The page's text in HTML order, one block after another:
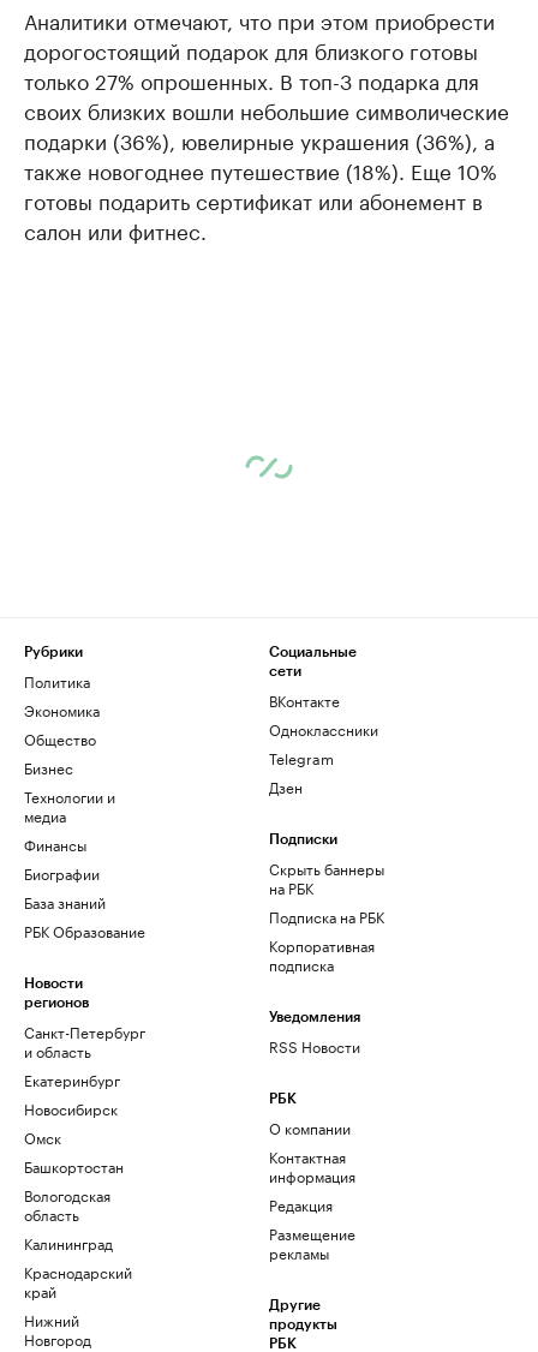
Аналитики отмечают, что при этом приобрести
дорогостоящий подарок для близкого готовы
только 27% опрошенных. В топ-3 подарка для
своих близких вошли небольшие символические
подарки (36%), ювелирные украшения (36%), а
также новогоднее путешествие (18%). Еще 10%
готовы подарить сертификат или абонемент в
салон или фитнес.
Рубрики
Политика
Экономика
Общество
Бизнес
Технологии и
медиа
Финансы
Биографии
База знаний
РБК Образование
Новости
регионов
Санкт-Петербург
и область
Екатеринбург
Новосибирск
Омск
Башкортостан
Вологодская
область
Калининград
Краснодарский
край
Нижний
Новгород
Социальные
сети
ВКонтакте
Одноклассники
Telegram
Дзен
Подписки
Скрыть баннеры
на РБК
Подписка на РБК
Корпоративная
подписка
Уведомления
RSS Новости
РБК
О компании
Контактная
информация
Редакция
Размещение
рекламы
Другие
продукты
РБК